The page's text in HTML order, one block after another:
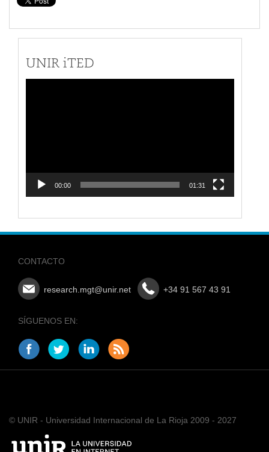
UNIR iTED
00:00 01:31
CONTACTO
research.mgt@unir.net +34 91 567 43 91
SÍGUENOS EN:
© UNIR - Universidad Internacional de La Rioja 2009 - 2027